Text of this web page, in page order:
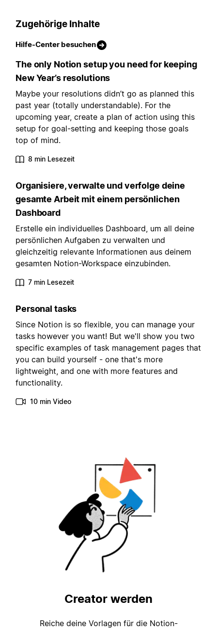
Zugehörige Inhalte
Hilfe-Center besuchen
The only Notion setup you need for keeping
New Year’s resolutions
Maybe your resolutions didn’t go as planned this
past year (totally understandable). For the
upcoming year, create a plan of action using this
setup for goal-setting and keeping those goals
top of mind.
8 min Lesezeit
Organisiere, verwalte und verfolge deine
gesamte Arbeit mit einem persönlichen
Dashboard
Erstelle ein individuelles Dashboard, um all deine
persönlichen Aufgaben zu verwalten und
gleichzeitig relevante Informationen aus deinem
gesamten Notion-Workspace einzubinden.
7 min Lesezeit
Personal tasks
Since Notion is so flexible, you can manage your
tasks however you want! But we'll show you two
specific examples of task management pages that
you can build yourself - one that's more
lightweight, and one with more features and
functionality.
10 min Video
Creator werden
Reiche deine Vorlagen für die Notion-